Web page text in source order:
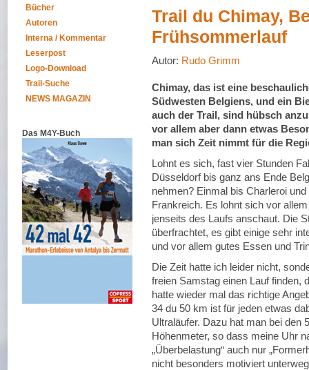
Bücher
Autoren
Interna / Kommentar
Leserpost
Logo-Download
Trail-Suche
NEWS MAGAZIN
Das M4Y-Buch
Trail du Chimay,
Frühsommerlauf
Autor: Rudo Grimm
Chimay, das ist eine
Südwesten Belgiens, und ein
auch der Trail, sind hübsch
vor allem aber dann etwas
man sich Zeit nimmt für die
Lohnt es sich, fast vier Stunden
Düsseldorf bis ganz ans Ende
nehmen? Einmal bis Charleroi
Frankreich. Es lohnt sich vor
jenseits des Laufs anschaut. Die
überfrachtet, es gibt einige sehr
und vor allem gutes Essen und
Die Zeit hatte ich leider nicht,
freien Samstag einen Lauf finden,
hatte wieder mal das richtige
34 du 50 km ist für jeden etwas
Ultraläufer. Dazu hat man bei den
Höhenmeter, so dass meine Uhr
„Überbelastung“ auch nur
nicht besonders motiviert